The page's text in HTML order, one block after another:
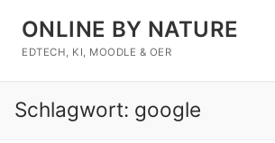
Inhalt
springen
ONLINE BY NATURE
EDTECH, KI, MOODLE & OER
Suchen nach:
Schlagwort: google